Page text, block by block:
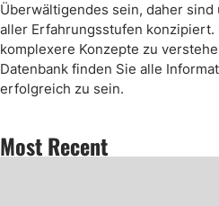
Überwältigendes sein, daher
aller Erfahrungsstufen konzipiert.
komplexere Konzepte zu
Datenbank finden Sie alle
erfolgreich zu sein.
Most Recent